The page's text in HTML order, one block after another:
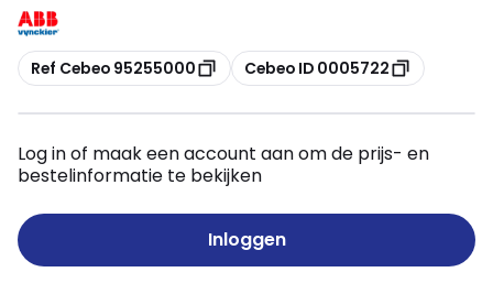
Kopiëren
Ref Cebeo 95255000 Kopiëren
Cebeo ID 0005722
Log in of maak een account aan om de prijs- en
bestelinformatie te bekijken
Inloggen